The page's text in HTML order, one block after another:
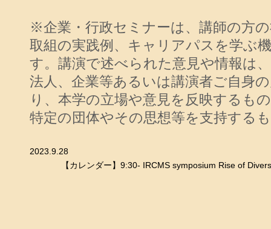
※企業・行政セミナーは、講師の方
取組の実践例、キャリアパスを学ぶ
す。講演で述べられた意見や情報は
法人、企業等あるいは講演者ご自身
り、本学の立場や意見を反映するも
特定の団体やその思想等を支持する
2023.9.28
【カレンダー】9:30- IRCMS symposium Rise of